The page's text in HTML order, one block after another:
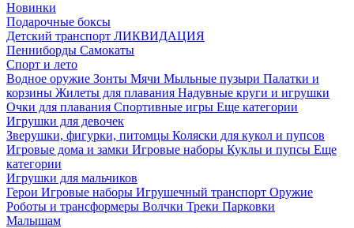
Новинки
Подарочные боксы
Детский транспорт ЛИКВИДАЦИЯ
Пенниборды Самокаты
Спорт и лето
Водное оружие Зонты Мячи Мыльные пузыри Палатки и
корзины Жилеты для плавания Надувные круги и игрушки
Очки для плавания Спортивные игры Еще категории
Игрушки для девочек
Зверушки, фигурки, питомцы Коляски для кукол и пупсов
Игровые дома и замки Игровые наборы Куклы и пупсы Еще
категории
Игрушки для мальчиков
Герои Игровые наборы Игрушечный транспорт Оружие
Роботы и трансформеры Волчки Треки Парковки
Малышам